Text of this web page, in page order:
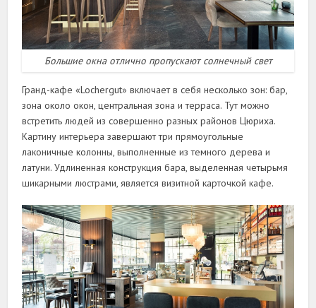
Большие окна отлично пропускают солнечный свет
Гранд-кафе «Lochergut» включает в себя несколько зон: бар,
зона около окон, центральная зона и терраса. Тут можно
встретить людей из совершенно разных районов Цюриха.
Картину интерьера завершают три прямоугольные
лаконичные колонны, выполненные из темного дерева и
латуни. Удлиненная конструкция бара, выделенная четырьмя
шикарными люстрами, является визитной карточкой кафе.